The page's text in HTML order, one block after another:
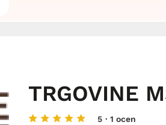
TRGOVINE
5 · 1 ocen